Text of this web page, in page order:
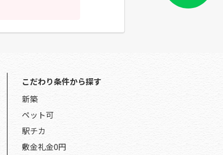
こだわり条件から探す
新築
ペット可
駅チカ
敷金礼金0円